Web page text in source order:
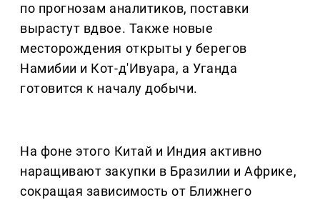
по прогнозам аналитиков, поставки
вырастут вдвое. Также новые
месторождения открыты у берегов
Намибии и Кот-д'Ивуара, а Уганда
готовится к началу добычи.
На фоне этого Китай и Индия активно
наращивают закупки в Бразилии и Африке,
сокращая зависимость от Ближнего